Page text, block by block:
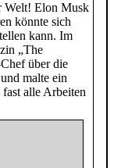
Welt! Elon Musk
könnte sich
kann. Im
„The
über die
malte ein
alle Arbeiten